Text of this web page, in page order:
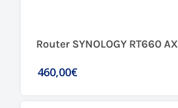
Router SYNOLOGY RT660 AX
460,00€